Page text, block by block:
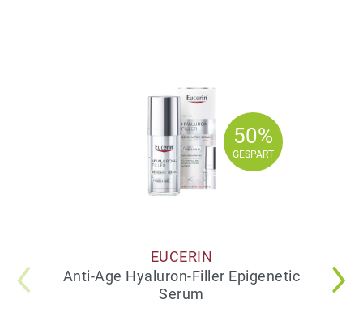
50%
GESPART
50%
GESPART
EUCERIN
Anti-Age Hyaluron-Filler Epigenetic
Serum